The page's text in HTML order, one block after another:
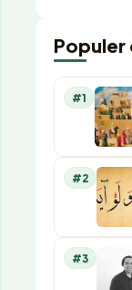
Populer
#1
#2
#3